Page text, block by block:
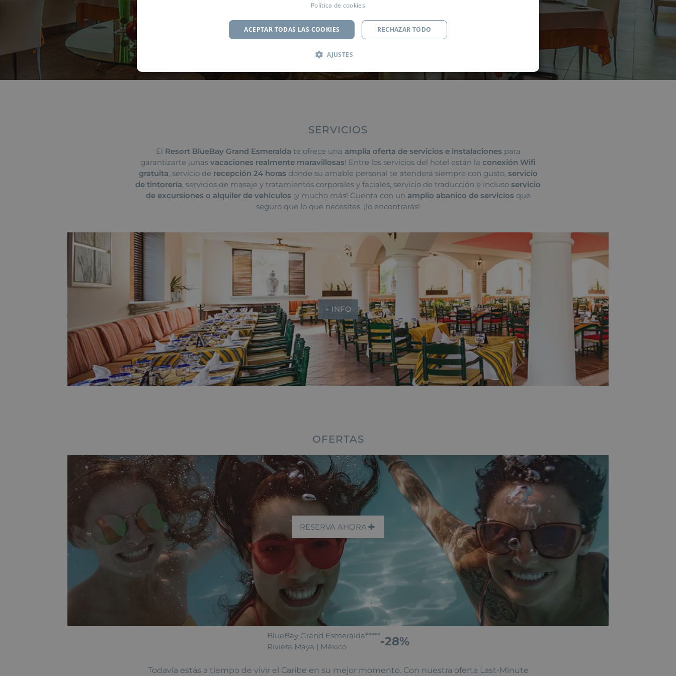
SERVICIOS
El Resort BlueBay Grand Esmeralda te ofrece una amplia oferta de servicios e instalaciones para
garantizarte ¡unas vacaciones realmente maravillosas! Entre los servicios del hotel están la conexión Wifi
gratuita, servicio de recepción 24 horas donde su amable personal te atenderá siempre con gusto, servicio
de tintorería, servicios de masaje y tratamientos corporales y faciales, servicio de traducción e incluso servicio
de excursiones o alquiler de vehículos ¡y mucho más! Cuenta con un amplio abanico de servicios que
seguro que lo que necesites, ¡lo encontrarás!
+ INFO
OFERTAS
BlueBay Grand Esmeralda*****
Riviera Maya | México
-28%
RESERVA AHORA
Todavía estás a tiempo de vivir el Caribe en su mejor momento. Con nuestra oferta Last-Minute
Política de cookies
ACEPTAR TODAS LAS COOKIES RECHAZAR TODO
AJUSTES